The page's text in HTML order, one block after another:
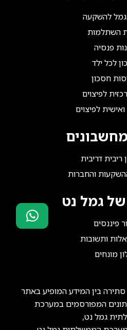
גמל להשקעה
השתלמות
פנסיה
לכל ילד
חסכון
לפיצוים
לפיצוים
דריבית
והחברות
של גמל נט
פיננסים
ותשובות
מונחים
בין המידע המופיע באתר
המפורסמים במערכת
גמל נט,